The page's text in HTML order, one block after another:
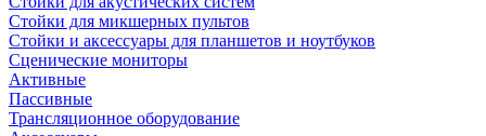
Стойки для микшерных пультов
Стойки и аксессуары для планшетов и ноутбуков
Сценические мониторы
Активные
Пассивные
Трансляционное оборудование